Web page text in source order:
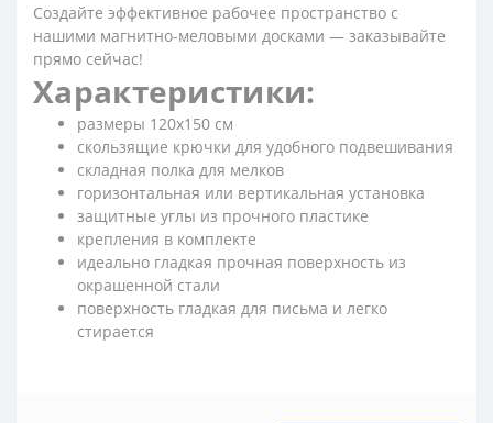
Создайте эффективное рабочее пространство с
нашими магнитно-меловыми досками — заказывайте
прямо сейчас!
Характеристики:
размеры 120x150 см
скользящие крючки для удобного подвешивания
складная полка для мелков
горизонтальная или вертикальная установка
защитные углы из прочного пластике
крепления в комплекте
идеально гладкая прочная поверхность из
окрашенной стали
поверхность гладкая для письма и легко
стирается